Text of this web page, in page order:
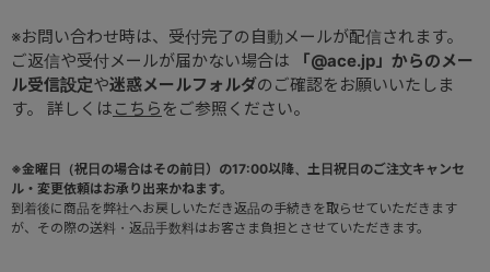
※お問い合わせ時は、受付完了の自動メールが配信されます。
ご返信や受付メールが届かない場合は
「@ace.jp」からのメー
ル受信設定や迷惑メールフォルダのご確認をお願いいたしま
す。 詳しくは こちら をご参照ください。
※金曜日（祝日の場合はその前日）の17:00以降、土日祝日のご注文キャンセ
ル・変更依頼はお承り出来かねます。
到着後に商品を弊社へお戻しいただき返品の手続きを取らせていただきます
が、その際の送料・返品手数料はお客さま負担とさせていただきます。